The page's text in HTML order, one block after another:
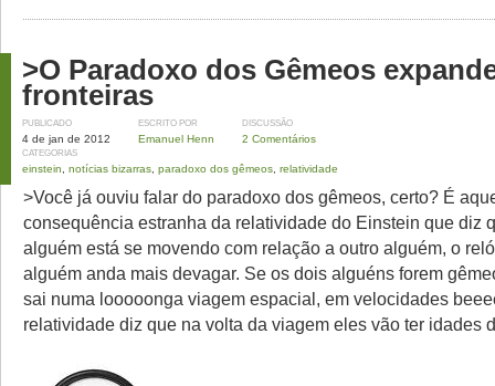
>O Paradoxo dos Gêmeos
fronteiras
PUBLICADO
4 de jan de 2012
ESCRITO POR
Emanuel Henn
DISCUSSÃO
2 Comentários
CATEGORIAS
einstein notícias bizarras paradoxo dos gêmeos relatividade
>Você já ouviu falar do paradoxo dos gêmeos, certo? É
consequência estranha da relatividade do Einstein que diz
alguém está se movendo com relação a outro alguém, o
alguém anda mais devagar. Se os dois alguéns forem
sai numa looooonga viagem espacial, em velocidades
relatividade diz que na volta da viagem eles vão ter idades